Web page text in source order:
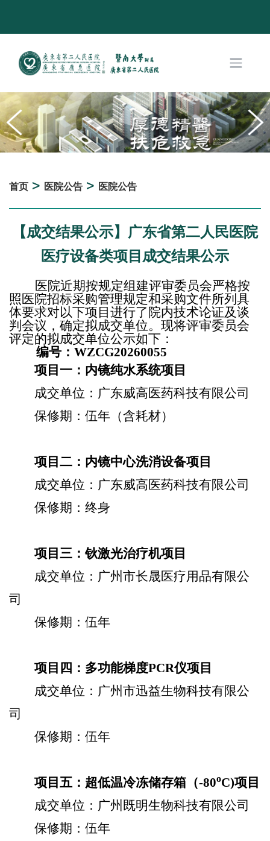
首页 > 医院公告 > 医院公告
【成交结果公示】广东省第二人民医院
医疗设备类项目成交结果公示
医院近期按规定组建评审委员会严格按
照医院招标采购管理规定和采购文件所列具
体要求对以下项目进行了院内技术论证及谈
判会议，确定拟成交单位。现将评审委员会
评定的拟成交单位公示如下：
编号： WZCG20260055
项目一：内镜纯水系统项目
成交单位：广东威高医药科技有限公司
保修期：伍年（含耗材）
项目二：内镜中心洗消设备项目
成交单位：广东威高医药科技有限公司
保修期：终身
项目三：钬激光治疗机项目
成交单位：广州市长晟医疗用品有限公
司
保修期：伍年
项目四：多功能梯度PCR仪项目
成交单位：广州市迅益生物科技有限公
司
保修期：伍年
项目五：超低温冷冻储存箱（-80oC)项目
成交单位：广州既明生物科技有限公司
保修期：伍年